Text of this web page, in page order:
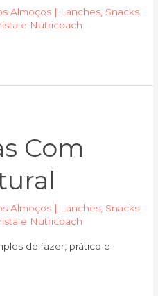
Almoços | Lanches Snacks
e Nutricoach
Com
Almoços | Lanches Snacks
e Nutricoach
de fazer, prático e